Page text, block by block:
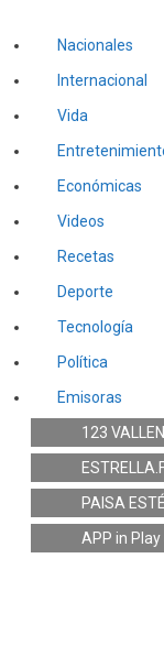
Ola de
Nacionales
Internacional
Vida
Económicas
Videos
Recetas
Deporte
Tecnología
Política
Emisoras
123
PAISA
APP in